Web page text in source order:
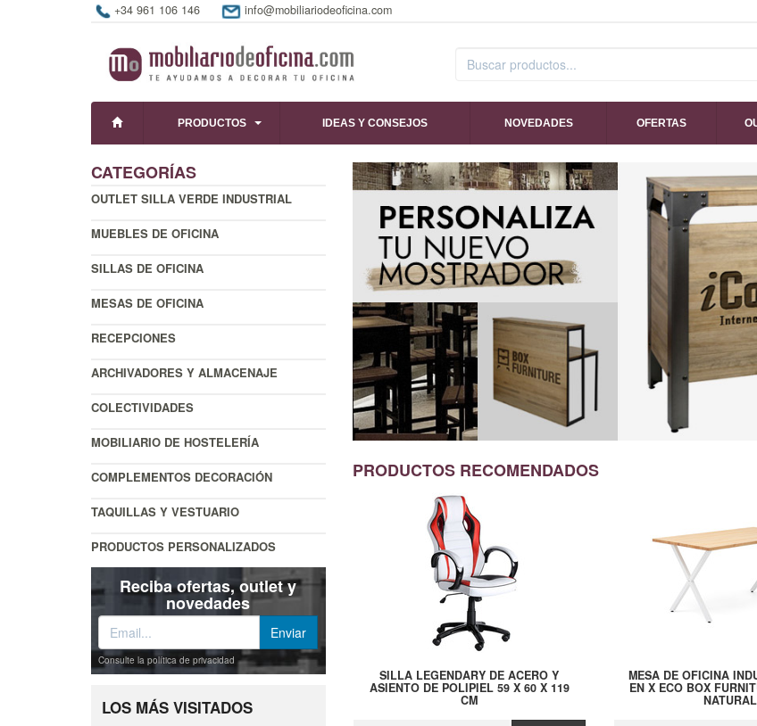
+34 961 106 146 info@mobiliariodeoficina.com
PRODUCTOS IDEAS Y CONSEJOS NOVEDADES OFERTAS
CATEGORÍAS
OUTLET SILLA VERDE INDUSTRIAL
MUEBLES DE OFICINA
SILLAS DE OFICINA
MESAS DE OFICINA
RECEPCIONES
ARCHIVADORES Y ALMACENAJE
COLECTIVIDADES
MOBILIARIO DE HOSTELERÍA
COMPLEMENTOS DECORACIÓN
TAQUILLAS Y VESTUARIO
PRODUCTOS PERSONALIZADOS
Reciba ofertas, outlet y
novedades
Consulte la política de privacidad
LOS MÁS VISITADOS
PRODUCTOS RECOMENDADOS
SILLA LEGENDARY DE ACERO Y
ASIENTO DE POLIPIEL 59 X 60 X 119
CM
MESA DE OFICINA
EN X ECO BOX
NATURAL